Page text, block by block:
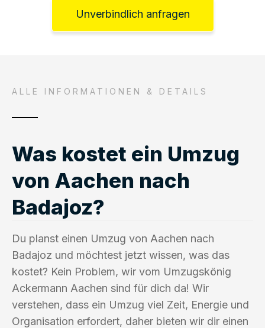
Unverbindlich anfragen
ALLE INFORMATIONEN & DETAILS
Was kostet ein Umzug
von Aachen nach
Badajoz?
Du planst einen Umzug von Aachen nach
Badajoz und möchtest jetzt wissen, was das
kostet? Kein Problem, wir vom Umzugskönig
Ackermann Aachen sind für dich da! Wir
verstehen, dass ein Umzug viel Zeit, Energie und
Organisation erfordert, daher bieten wir dir einen